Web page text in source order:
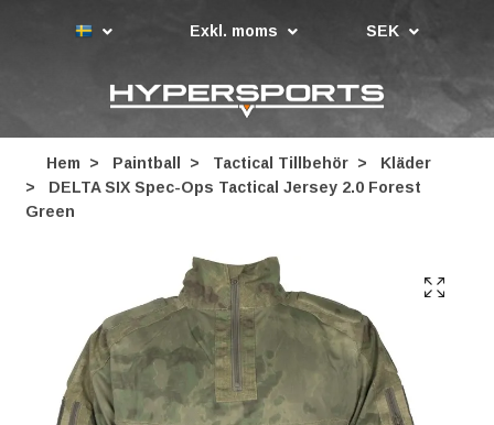
Exkl. moms SEK
Hem Paintball Tactical Tillbehör
Kläder
DELTA SIX Spec-Ops Tactical Jersey 2.0 Forest
Green